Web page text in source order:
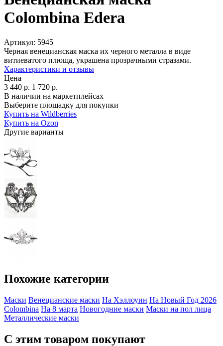
Colombina Edera
Артикул: 5945
Черная венецианская маска их черного металла в виде
витиеватого плюща, украшена прозрачными стразами.
Характеристики и отзывы
Цена
3 440 р. 1 720 р.
В наличии на маркетплейсах
Выберите площадку для покупки
Купить на Wildberries
Купить на Ozon
Другие варианты
Похожие категории
Маски Венецианские маски На Хэллоуин На Новый Год 2026
Colombina На 8 марта Новогодние маски Маски на пол лица
Металлические маски
С этим товаром покупают